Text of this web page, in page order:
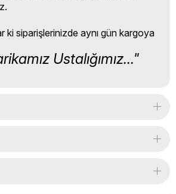
ki siparişlerinizde aynı gün kargoya
Ustalığımız..."